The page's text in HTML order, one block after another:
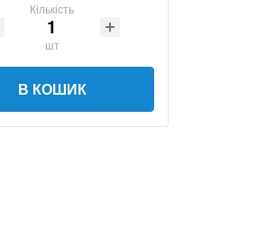
Кількість
шт
В КОШИК